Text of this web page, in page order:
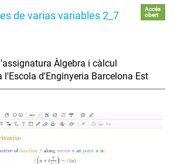
de varias variables 2_7
Accés
obert
Àlgebra i càlcul
l'Escola d'Enginyeria Barcelona Est